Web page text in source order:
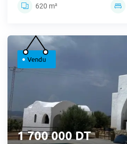
620 m²
Vendu
1 700 000 DT